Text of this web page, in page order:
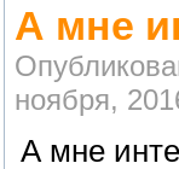
А мне
ноября,
А мне